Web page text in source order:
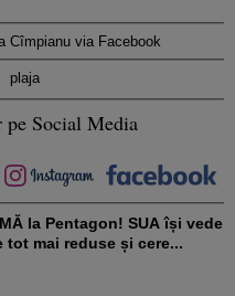
Cîmpianu via Facebook
plaja
pe Social Media
tot mai reduse și cere...